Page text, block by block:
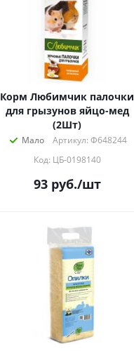
Корм Любимчик палочки
для грызунов яйцо-мед
(2Шт)
Мало
Артикул: Ф648244
Код: ЦБ-0198140
93руб./шт